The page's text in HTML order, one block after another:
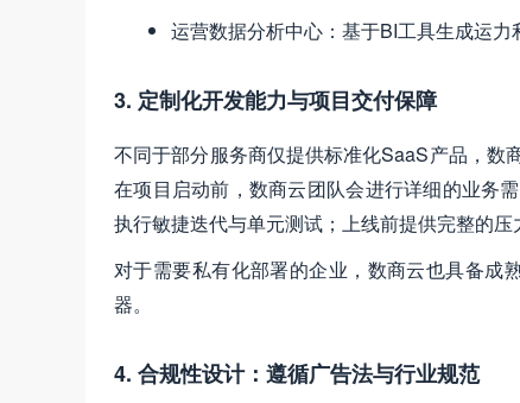
运营数据分析中心：基于BI工具生成运力
3. 定制化开发能力与项目交付保障
不同于部分服务商仅提供标准化SaaS产品，数
在项目启动前，数商云团队会进行详细的业务
执行敏捷迭代与单元测试；上线前提供完整的
对于需要私有化部署的企业，数商云也具备成
器。
4. 合规性设计：遵循广告法与行业规范